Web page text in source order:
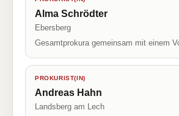
Alma Schrödter
Ebersberg
Gesamtprokura gemeinsam mit einem
PROKURIST(IN)
Andreas Hahn
Landsberg am Lech